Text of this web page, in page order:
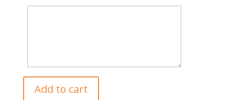
Bauern-
Add to cart